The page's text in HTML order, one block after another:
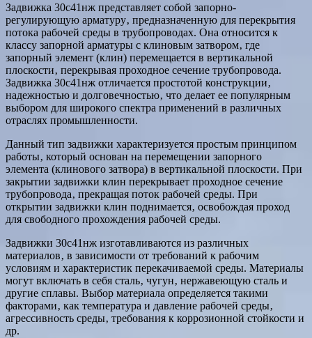
Задвижка 30с41нж представляет собой запорно-
регулирующую арматуру‚ предназначенную для перекрытия
потока рабочей среды в трубопроводах. Она относится к
классу запорной арматуры с клиновым затвором‚ где
запорный элемент (клин) перемещается в вертикальной
плоскости‚ перекрывая проходное сечение трубопровода.
Задвижка 30с41нж отличается простотой конструкции‚
надежностью и долговечностью‚ что делает ее популярным
выбором для широкого спектра применений в различных
отраслях промышленности.
Данный тип задвижки характеризуется простым принципом
работы‚ который основан на перемещении запорного
элемента (клинового затвора) в вертикальной плоскости. При
закрытии задвижки клин перекрывает проходное сечение
трубопровода‚ прекращая поток рабочей среды. При
открытии задвижки клин поднимается‚ освобождая проход
для свободного прохождения рабочей среды.
Задвижки 30с41нж изготавливаются из различных
материалов‚ в зависимости от требований к рабочим
условиям и характеристик перекачиваемой среды. Материалы
могут включать в себя сталь‚ чугун‚ нержавеющую сталь и
другие сплавы. Выбор материала определяется такими
факторами‚ как температура и давление рабочей среды‚
агрессивность среды‚ требования к коррозионной стойкости и
др.